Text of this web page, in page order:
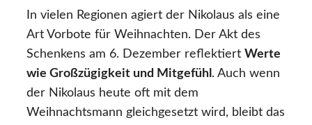
In vielen Regionen agiert der Nikolaus als eine
Art Vorbote für Weihnachten. Der Akt des
Schenkens am 6. Dezember reflektiert Werte
wie Großzügigkeit und Mitgefühl . Auch wenn
der Nikolaus heute oft mit dem
Weihnachtsmann gleichgesetzt wird, bleibt das